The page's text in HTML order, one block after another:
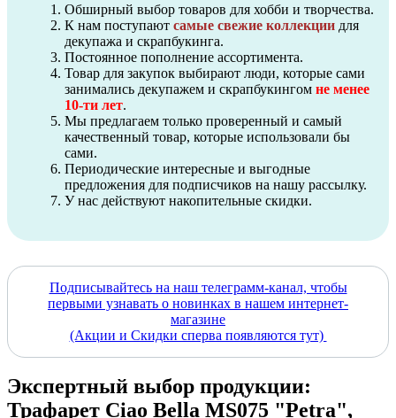
Обширный выбор товаров для хобби и творчества.
К нам поступают самые свежие коллекции для
декупажа и скрапбукинга.
Постоянное пополнение ассортимента.
Товар для закупок выбирают люди, которые сами
занимались декупажем и скрапбукингом не менее
10-ти лет.
Мы предлагаем только проверенный и самый
качественный товар, которые использовали бы
сами.
Периодические интересные и выгодные
предложения для подписчиков на нашу рассылку.
У нас действуют накопительные скидки.
Подписывайтесь на наш телеграмм-канал, чтобы
первыми узнавать о новинках в нашем интернет-
магазине
(Акции и Скидки сперва появляются тут)
Экспертный выбор продукции:
Трафарет Ciao Bella MS075 "Petra",